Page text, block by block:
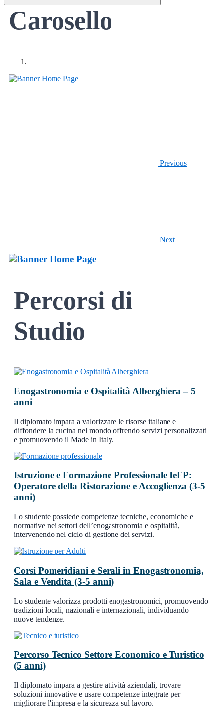
Carosello
Previous
Next
Percorsi di
Studio
Enogastronomia e Ospitalità Alberghiera – 5
anni
Il diplomato impara a valorizzare le risorse italiane e
diffondere la cucina nel mondo offrendo servizi personalizzati
e promuovendo il Made in Italy.
Istruzione e Formazione Professionale IeFP:
Operatore della Ristorazione e Accoglienza (3-5
anni)
Lo studente possiede competenze tecniche, economiche e
normative nei settori dell’enogastronomia e ospitalità,
intervenendo nel ciclo di gestione dei servizi.
Corsi Pomeridiani e Serali in Enogastronomia,
Sala e Vendita (3-5 anni)
Lo studente valorizza prodotti enogastronomici, promuovendo
tradizioni locali, nazionali e internazionali, individuando
nuove tendenze.
Percorso Tecnico Settore Economico e Turistico
(5 anni)
Il diplomato impara a gestire attività aziendali, trovare
soluzioni innovative e usare competenze integrate per
migliorare l'impresa e la sicurezza sul lavoro.